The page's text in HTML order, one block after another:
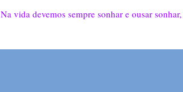
Na vida devemos sempre sonhar e ousar